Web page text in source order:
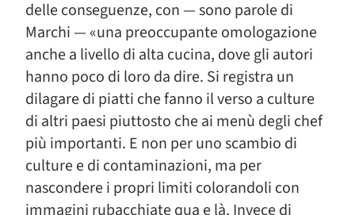
delle conseguenze, con — sono parole di
Marchi — «una preoccupante omologazione
anche a livello di alta cucina, dove gli autori
hanno poco di loro da dire. Si registra un
dilagare di piatti che fanno il verso a culture
di altri paesi piuttosto che ai menù degli chef
più importanti. E non per uno scambio di
culture e di contaminazioni, ma per
nascondere i propri limiti colorandoli con
immagini rubacchiate qua e là. Invece di